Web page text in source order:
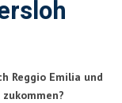
Reggio Emilia und